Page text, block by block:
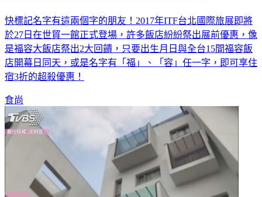
快標記名字有這兩個字的朋友！2017年ITF台北國際旅展即將
於27日在世貿一館正式登場，許多飯店紛紛祭出展前優惠，像
是福容大飯店祭出2大回饋，只要出生月日與全台15間福容飯
店開幕日同天，或是名字有「福」、「容」任一字，即可享住
宿3折的超殺優惠！
食尚